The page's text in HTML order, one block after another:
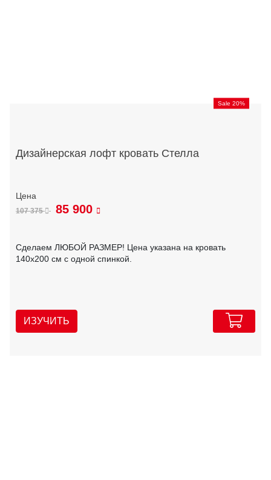
Sale 20%
Дизайнерская лофт кровать Стелла
107 375 85 900
Сделаем ЛЮБОЙ РАЗМЕР! Цена указана на кровать
140х200 см с одной спинкой.
ИЗУЧИТЬ